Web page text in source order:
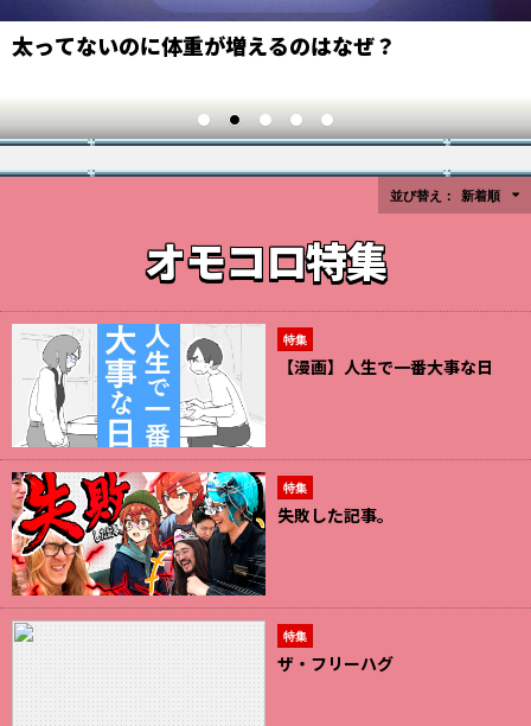
太ってないのに体重が増えるのはなぜ？
オモコロ特集
並び替え： 新着順
特集
【漫画】人生で一番大事な日
特集
失敗した記事。
特集
ザ・フリーハグ